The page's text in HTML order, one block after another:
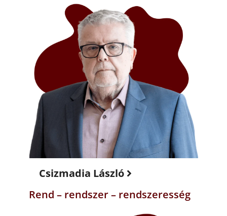
Csizmadia László
Rend – rendszer – rendszeresség